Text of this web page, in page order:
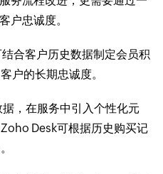
户忠诚度。
合客户历史数据制定会员积
户的长期忠诚度。
，在服务中引入个性化元
Desk可根据历史购买记